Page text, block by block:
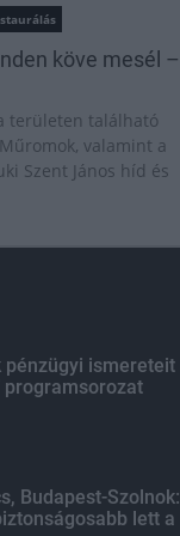
köve mesél –
területen található
valamint a
Szent János híd és
pénzügyi ismereteit
programsorozat
Budapest-Szolnok:
lett a